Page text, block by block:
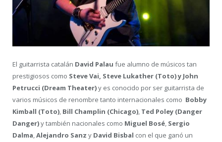
El guitarrista catalán David Palau fue alumno de músicos tan
prestigiosos como Steve Vai, Steve Lukather (Toto) y John
Petrucci (Dream Theater)y es conocido por ser guitarrista de
varios músicos de renombre tanto internacionales como Bobby
Kimball (Toto), Bill Champlin (Chicago), Ted Poley (Danger
Danger)y también nacionales como Miguel Bosé, Sergio
Dalma,Alejandro Sanz y David Bisbal con el que ganó un